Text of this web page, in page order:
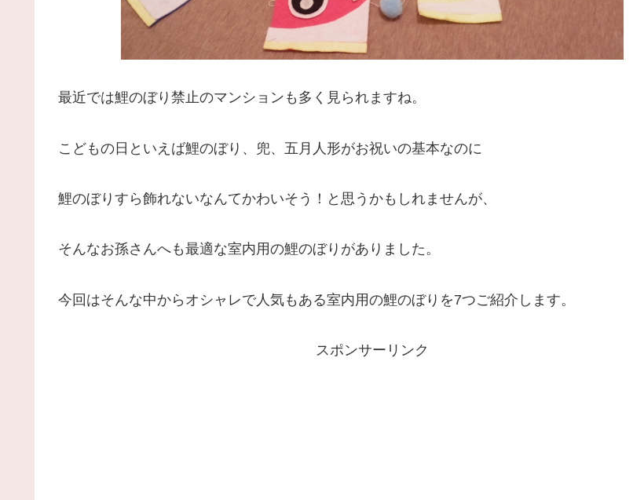
最近では鯉のぼり禁止のマンションも多く見られますね。
こどもの日といえば鯉のぼり、兜、五月人形がお祝いの基本なのに
鯉のぼりすら飾れないなんてかわいそう！と思うかもしれませんが、
そんなお孫さんへも最適な室内用の鯉のぼりがありました。
今回はそんな中からオシャレで人気もある室内用の鯉のぼりを7つご紹介 します。
スポンサーリンク